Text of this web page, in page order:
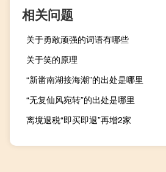
相关问题
关于勇敢顽强的词语有哪些
关于笑的原理
“新凿南湖接海潮”的出处是哪里
“无复仙风宛转”的出处是哪里
离境退税“即买即退”再增2家